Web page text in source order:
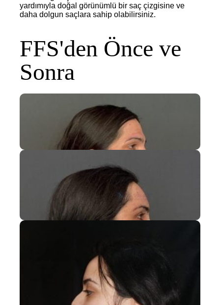
yardımıyla doğal görünümlü bir saç çizgisine ve
daha dolgun saçlara sahip olabilirsiniz.
FFS'den Önce ve
Sonra